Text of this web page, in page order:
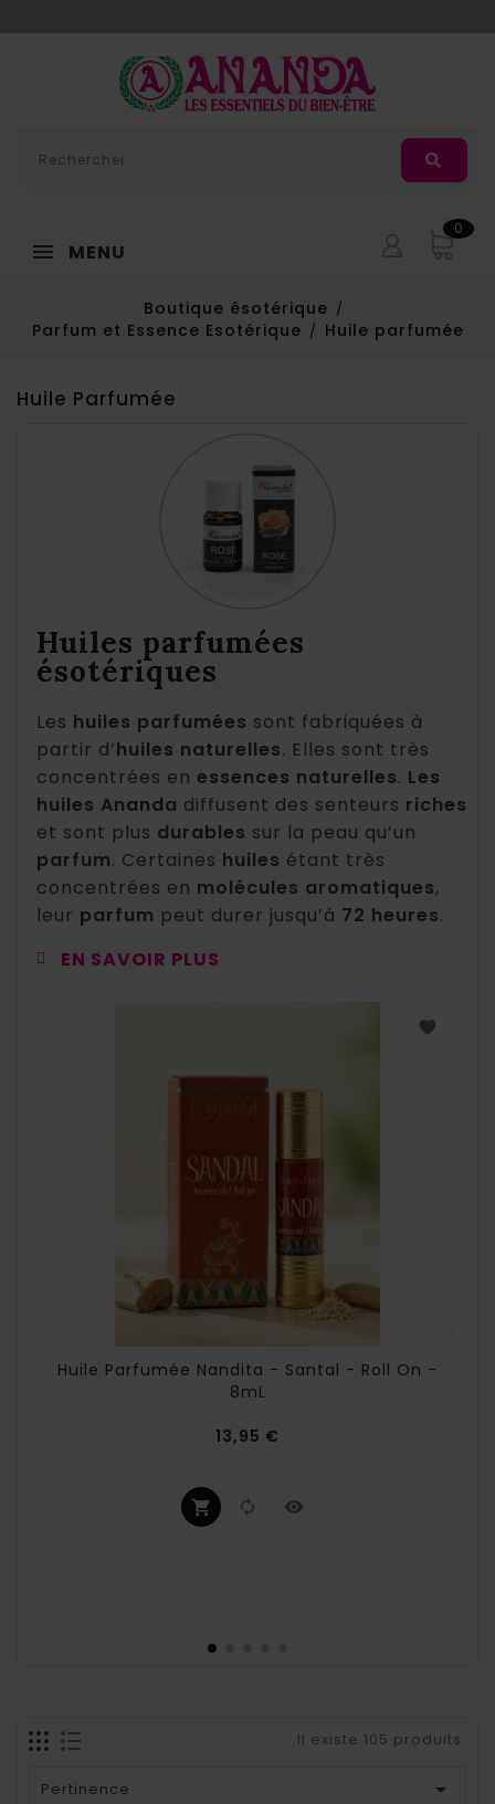
MENU
0
Boutique ésotérique
Parfum et Essence Esotérique
Huile parfumée
Huile Parfumée
Huiles parfumées
ésotériques
Les huiles parfumées sont fabriquées à
partir d’huiles naturelles. Elles sont très
concentrées en essences naturelles. Les
huiles Ananda diffusent des senteurs riches
et sont plus durables sur la peau qu’un
parfum. Certaines huiles étant très
concentrées en molécules aromatiques,
leur parfum peut durer jusqu’à 72 heures.
EN SAVOIR PLUS
Huile Parfumée Nandita - Santal - Roll On -
8mL
13,95 €
Il existe 105 produits.
Pertinence 